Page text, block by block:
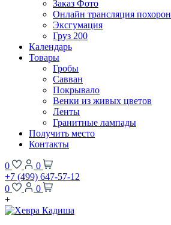
Заказ Фото
Онлайн трансляция похорон
Эксгумация
Груз 200
Календарь
Товары
Гробы
Савван
Покрывало
Венки из живых цветов
Ленты
Гранитные лампады
Получить место
Контакты
0
0
+7 (499) 647-57-12
0
0
+